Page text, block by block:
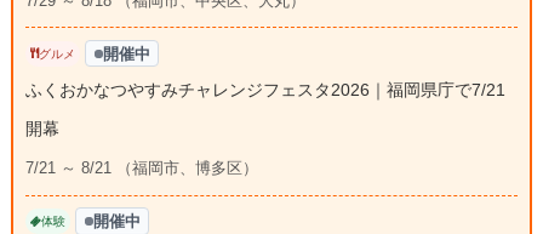
グルメ 開催中
ふくおかなつやすみチャレンジフェスタ2026｜福岡県庁で7/21
開幕
7/21 ～ 8/21 （福岡市、博多区）
体験 開催中